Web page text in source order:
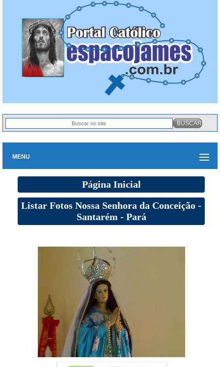
MENU
Página Inicial
Listar Fotos Nossa Senhora da Conceição -
Santarém - Pará